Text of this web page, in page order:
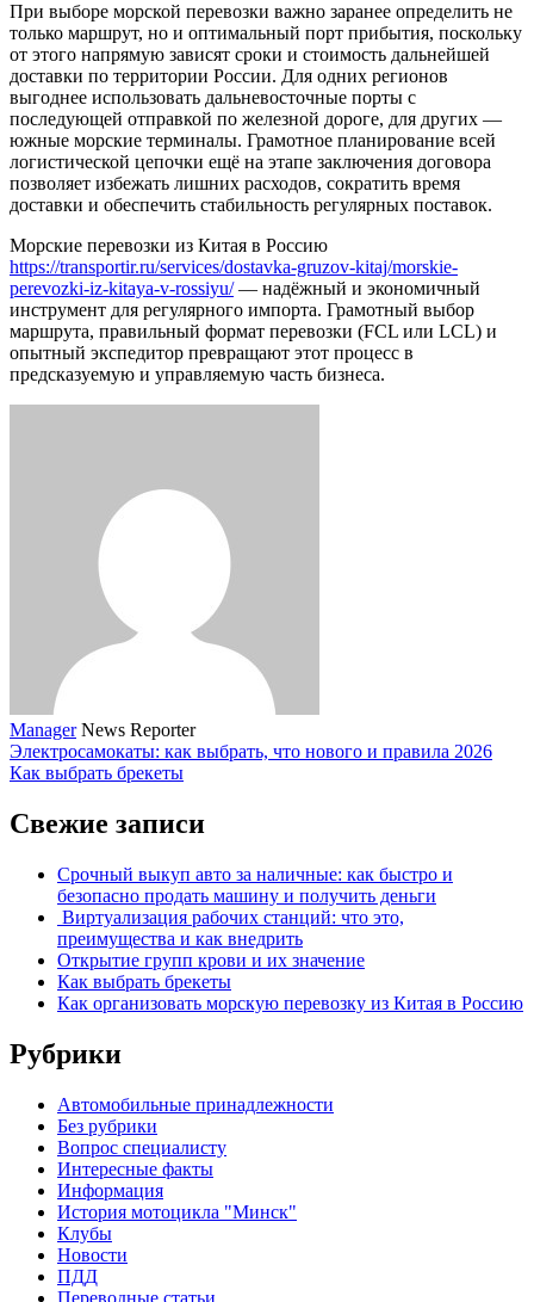
При выборе морской перевозки важно заранее определить не
только маршрут, но и оптимальный порт прибытия, поскольку
от этого напрямую зависят сроки и стоимость дальнейшей
доставки по территории России. Для одних регионов
выгоднее использовать дальневосточные порты с
последующей отправкой по железной дороге, для других —
южные морские терминалы. Грамотное планирование всей
логистической цепочки ещё на этапе заключения договора
позволяет избежать лишних расходов, сократить время
доставки и обеспечить стабильность регулярных поставок.
Морские перевозки из Китая в Россию
https://transportir.ru/services/dostavka-gruzov-kitaj/morskie-
perevozki-iz-kitaya-v-rossiyu/— надёжный и экономичный
инструмент для регулярного импорта. Грамотный выбор
маршрута, правильный формат перевозки (FCL или LCL) и
опытный экспедитор превращают этот процесс в
предсказуемую и управляемую часть бизнеса.
Manager News Reporter
Электросамокаты: как выбрать, что нового и правила 2026
Как выбрать брекеты
Свежие записи
Срочный выкуп авто за наличные: как быстро и
безопасно продать машину и получить деньги
Виртуализация рабочих станций: что это,
преимущества и как внедрить
Открытие групп крови и их значение
Как выбрать брекеты
Как организовать морскую перевозку из Китая в Россию
Рубрики
Автомобильные принадлежности
Без рубрики
Вопрос специалисту
Интересные факты
Информация
История мотоцикла "Минск"
Клубы
Новости
ПДД
Переводные статьи